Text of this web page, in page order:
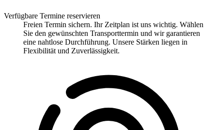
Verfügbare Termine reservieren
Freien Termin sichern. Ihr Zeitplan ist uns wichtig. Wählen
Sie den gewünschten Transporttermin und wir garantieren
eine nahtlose Durchführung. Unsere Stärken liegen in
Flexibilität und Zuverlässigkeit.